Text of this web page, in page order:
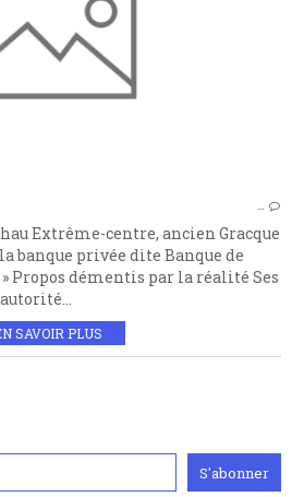
…
Extrême-centre, ancien Gracque
banque privée dite Banque de
» Propos démentis par la réalité Ses
SAVOIR PLUS